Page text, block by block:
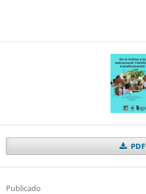
PDF
Publicado